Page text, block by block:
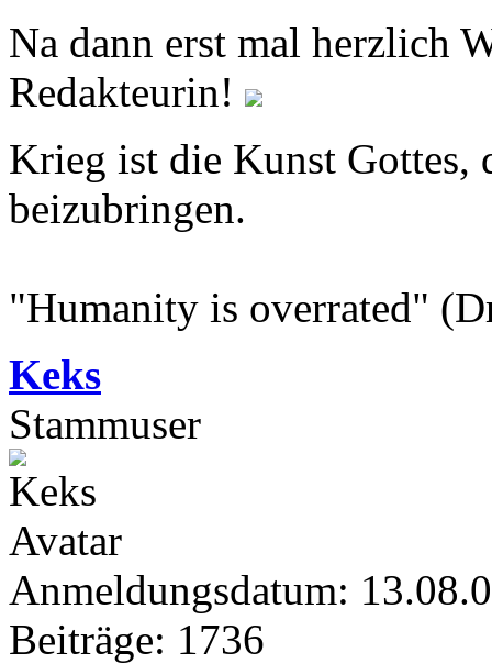
Na dann erst mal herzlich
Redakteurin!
Krieg ist die Kunst Gottes,
beizubringen.
"Humanity is overrated"
Keks
Stammuser
Anmeldungsdatum:
Beiträge: 1736